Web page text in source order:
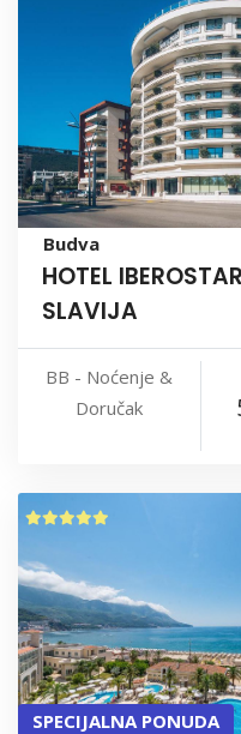
Budva
HOTEL
SLAVIJA
BB - Noćenje &
Doručak
SPECIJALNA PONUDA